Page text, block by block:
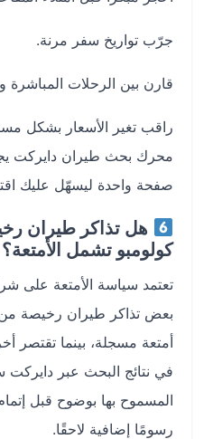
جرّب تواريخ سفر مرنة.
قارن بين الرحلات المباشرة وغير
راقب تغير الأسعار بشكل مستمر.
محرك بحث طيران دايركت يجمع
صفحة واحدة ليسهّل عليك
هل تذاكر طيران
كولومبو تشمل الأمتعة؟
تعتمد سياسة الأمتعة على شركة
بعض تذاكر طيران رخيصة من جدة
أمتعة مسجلة، بينما تقتصر أخرى
في نتائج البحث عبر دايركت
المسموح بها بوضوح قبل إتمام
رسومًا إضافية لاحقًا.